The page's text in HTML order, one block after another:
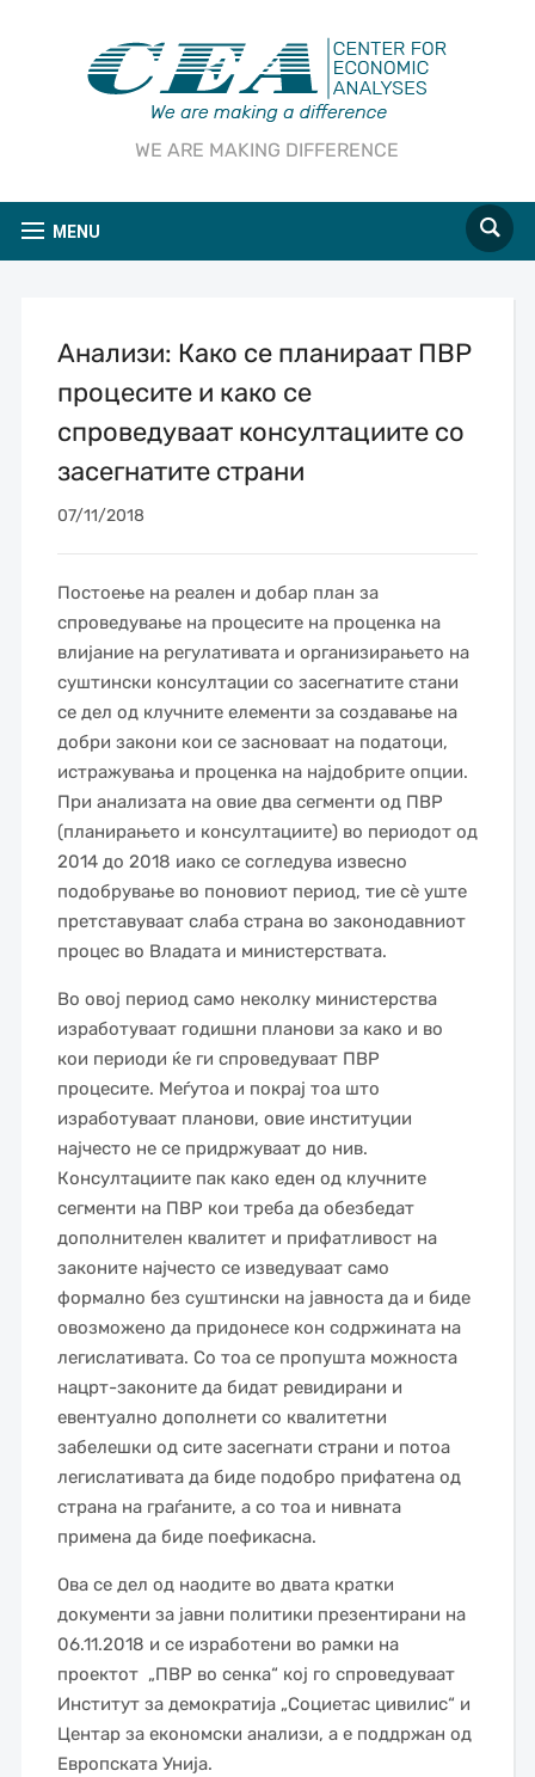
WE ARE MAKING DIFFERENCE
MENU
Анализи: Како се планираат ПВР
процесите и како се
спроведуваат консултациите со
засегнатите страни
07/11/2018
Постоење на реален и добар план за
спроведување на процесите на проценка на
влијание на регулативата и организирањето на
суштински консултации со засегнатите стани
се дел од клучните елементи за создавање на
добри закони кои се засноваат на податоци,
истражувања и проценка на најдобрите опции.
При анализата на овие два сегменти од ПВР
(планирањето и консултациите) во периодот од
2014 до 2018 иако се согледува извесно
подобрување во поновиот период, тие сѐ уште
претставуваат слаба страна во законодавниот
процес во Владата и министерствата.
Во овој период само неколку министерства
изработуваат годишни планови за како и во
кои периоди ќе ги спроведуваат ПВР
процесите. Меѓутоа и покрај тоа што
изработуваат планови, овие институции
најчесто не се придржуваат до нив.
Консултациите пак како еден од клучните
сегменти на ПВР кои треба да обезбедат
дополнителен квалитет и прифатливост на
законите најчесто се изведуваат само
формално без суштински на јавноста да и биде
овозможено да придонесе кон содржината на
легислативата. Со тоа се пропушта можноста
нацрт-законите да бидат ревидирани и
евентуално дополнети со квалитетни
забелешки од сите засегнати страни и потоа
легислативата да биде подобро прифатена од
страна на граѓаните, а со тоа и нивната
примена да биде поефикасна.
Ова се дел од наодите во двата кратки
документи за јавни политики презентирани на
06.11.2018 и се изработени во рамки на
проектот „ПВР во сенка“ кој го спроведуваат
Институт за демократија „Социетас цивилис“ и
Центар за економски анализи, а е поддржан од
Европската Унија.